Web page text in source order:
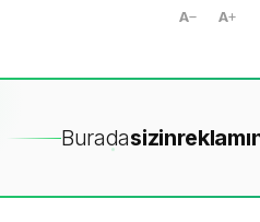
A A
Buradasizin